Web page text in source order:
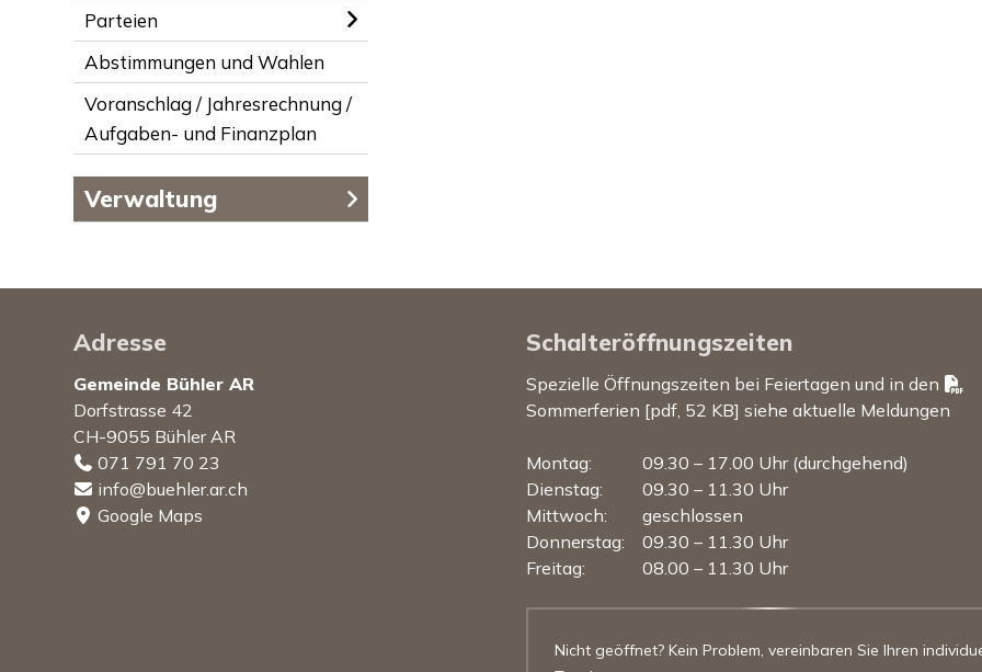
Parteien
Abstimmungen und Wahlen
Voranschlag / Jahresrechnung /
Aufgaben- und Finanzplan
Verwaltung
Footer
Adresse
Gemeinde Bühler AR
Dorfstrasse 42
CH-9055 Bühler AR
071 791 70 23
info@buehler.ar.ch
Google Maps
Schalteröffnungszeiten
Spezielle Öffnungszeiten bei Feiertagen und in den
Sommerferien [pdf, 52 KB] siehe aktuelle Meldungen
Montag:
09.30 – 17.00 Uhr (durchgehend)
Dienstag:
09.30 – 11.30 Uhr
Mittwoch:
geschlossen
Donnerstag:
09.30 – 11.30 Uhr
Freitag: 08.00 – 11.30 Uhr
Nicht geöffnet? Kein Problem, vereinbaren Sie Ihren